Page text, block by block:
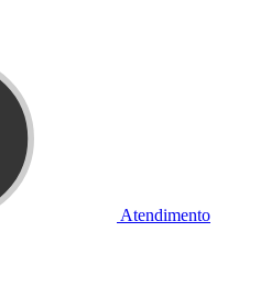
Atendimento